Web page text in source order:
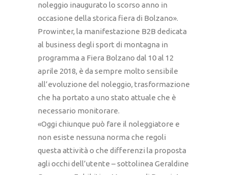
noleggio inaugurato lo scorso anno in
occasione della storica fiera di Bolzano».
Prowinter, la manifestazione B2B dedicata
al business degli sport di montagna in
programma a Fiera Bolzano dal 10 al 12
aprile 2018, è da sempre molto sensibile
all’evoluzione del noleggio, trasformazione
che ha portato a uno stato attuale che è
necessario monitorare.
«Oggi chiunque può fare il noleggiatore e
non esiste nessuna norma che regoli
questa attività o che differenzi la proposta
agli occhi dell’utente – sottolinea Geraldine